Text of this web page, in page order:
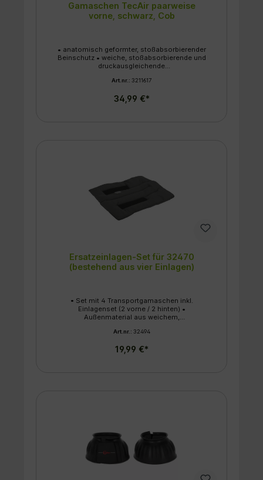
Gamaschen TecAir paarweise
vorne, schwarz, Cob
• anatomisch geformter, stoßabsorbierender
Beinschutz • weiche, stoßabsorbierende und
druckausgleichende
sicheren Halt • maximaler Schlagschutz bei
Atmungsaktivität • verstellbarer
Art.nr.: 3211617
34,99 €*
Ersatzeinlagen-Set für 32470
(bestehend aus vier Einlagen)
• Set mit 4 Transportgamaschen inkl.
Einlagenset (2 vorne / 2 hinten) •
Außenmaterial aus weichem,
Synthesekautschuk • Textilinnenseite
Polyestervlies-Fütterung und Microfaser-Hülle
Art.nr.: 32494
19,99 €*